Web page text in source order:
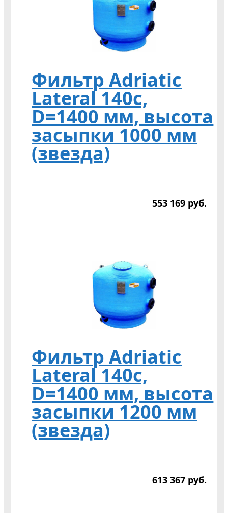
Фильтр Adriatic
Lateral 140c,
D=1400 мм, высота
засыпки 1000 мм
(звезда)
553 169 руб.
Фильтр Adriatic
Lateral 140c,
D=1400 мм, высота
засыпки 1200 мм
(звезда)
613 367 руб.